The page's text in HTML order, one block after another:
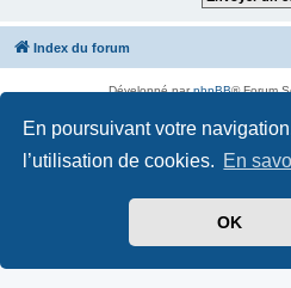
En poursuivant votre
l’utilisation de cookies. En
OK
Index du forum
Développé parphpBB® Forum
Confidentialité|